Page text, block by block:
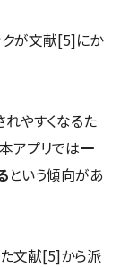
クが文献[5]にか
やすくなるた
アプリでは一
という傾向があ
文献[5]から派